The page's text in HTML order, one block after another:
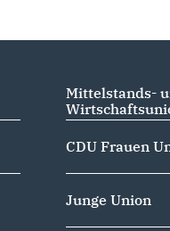
Mittelstands-
CDU Frauen
Junge Union